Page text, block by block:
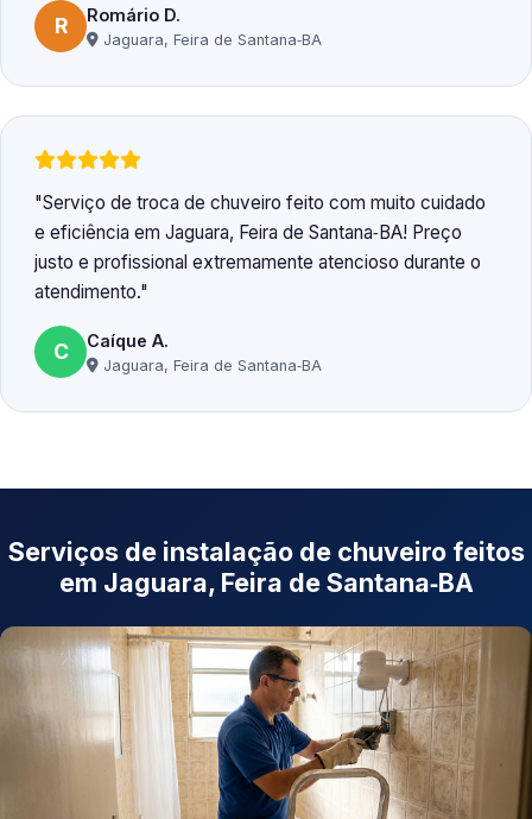
R Romário D.
Jaguara, Feira de Santana‑BA
Serviço de troca de chuveiro feito com muito cuidado
e eficiência em Jaguara, Feira de Santana‑BA! Preço
justo e profissional extremamente atencioso durante o
atendimento.
C Caíque A.
Jaguara, Feira de Santana‑BA
Serviços de instalação de chuveiro feitos
em Jaguara, Feira de Santana‑BA